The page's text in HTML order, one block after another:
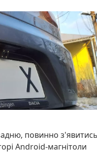
повинно
Android-магнітоли